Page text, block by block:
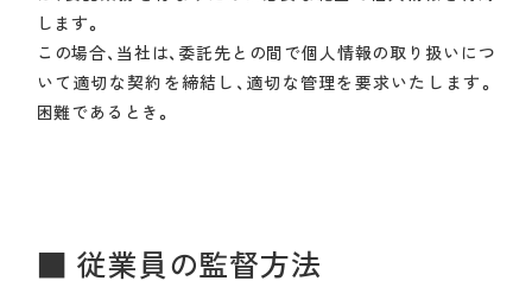
します。
この場合、当社は、委託先との間で個人情報の取り扱いにつ
いて適切な契約を締結し、適切な管理を要求いたします。
困難であるとき。
■ 従業員の監督方法